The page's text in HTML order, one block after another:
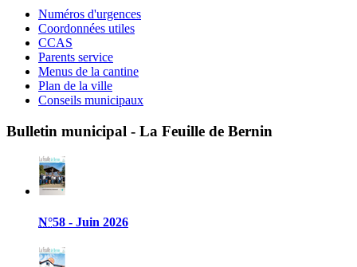
Numéros d'urgences
Coordonnées utiles
CCAS
Parents service
Menus de la cantine
Plan de la ville
Conseils municipaux
Bulletin municipal - La Feuille de Bernin
N°58 - Juin 2026